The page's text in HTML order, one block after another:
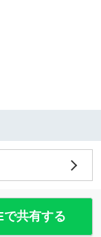
で共有する